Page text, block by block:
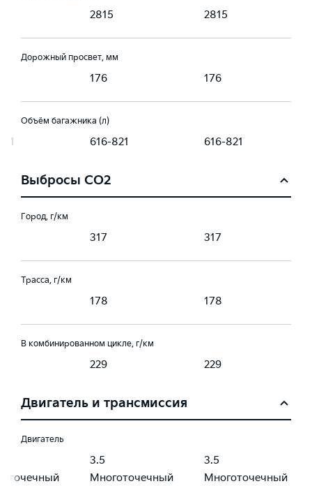
2815 2815
Дорожный просвет, мм
176 176
Объём багажника (л)
616-821 616-821
Выбросы CO2
Город, г/км
317 317
Трасса, г/км
178 178
В комбинированном цикле, г/км
229 229
Двигатель и трансмиссия
Двигатель
3.5
Многоточечный
3.5
Многоточечный